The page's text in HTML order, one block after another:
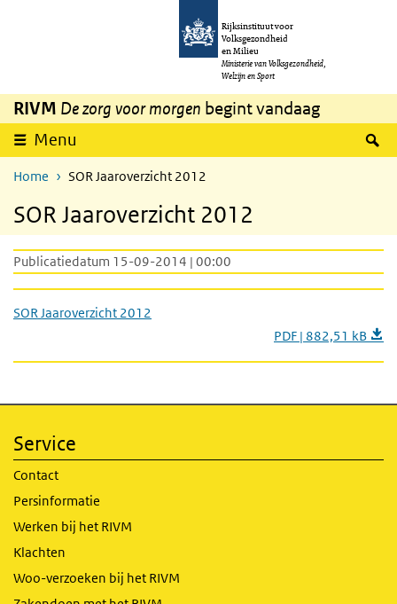
Overslaan en naar de inhoud gaan
Rijksinstituut voor
Volksgezondheid
en Milieu
Ministerie van Volksgezondheid,
Welzijn en Sport
RIVM De zorg voor morgen begint vandaag
Menu
Home SOR Jaaroverzicht 2012
SOR Jaaroverzicht 2012
Publicatiedatum 15-09-2014 | 00:00
SOR Jaaroverzicht 2012
PDF | 882,51 kB
Service
Contact
Persinformatie
Werken bij het RIVM
Klachten
Woo-verzoeken bij het RIVM